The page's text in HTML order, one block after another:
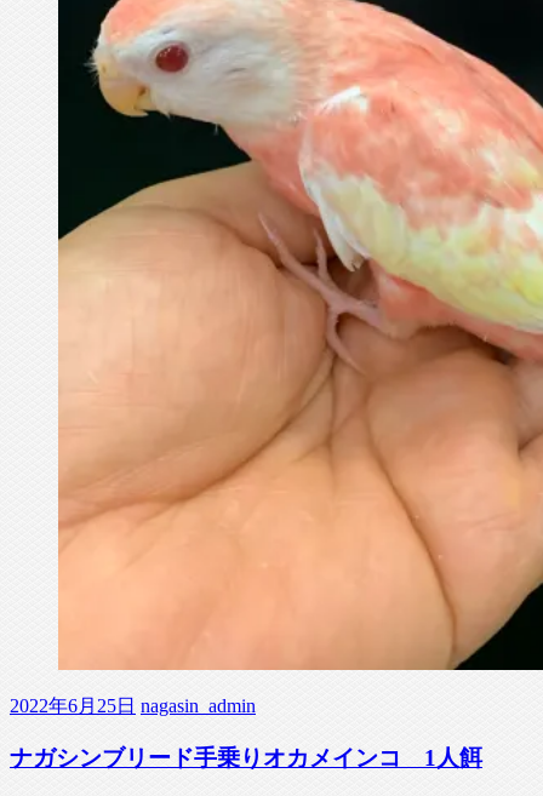
2022年6月25日 nagasin_admin
ナガシンブリード手乗りオカメインコ 1人餌